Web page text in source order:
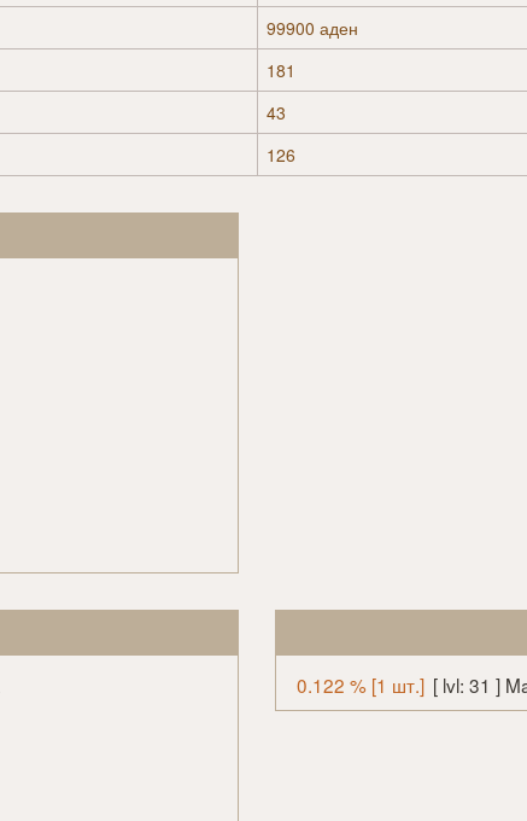
99900 аден
181
43
126
0.122 % [1 шт.] [ lvl: 31 ]